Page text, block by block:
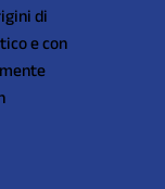
di
e con